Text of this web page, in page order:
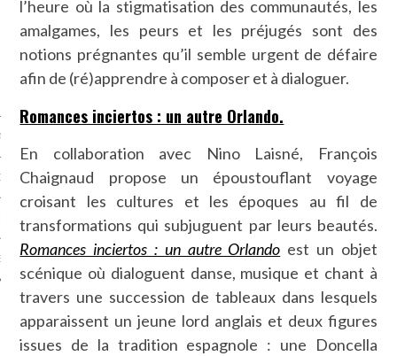
CARAVELLE
PODCAST
SUIVEZ-NOUS
l’heure où la stigmatisation des communautés, les
amalgames, les peurs et les préjugés sont des
notions prégnantes qu’il semble urgent de défaire
afin de (ré)apprendre à composer et à dialoguer.
Romances inciertos : un autre Orlando.
En collaboration avec Nino Laisné, François
Chaignaud propose un époustouflant voyage
croisant les cultures et les époques au fil de
transformations qui subjuguent par leurs beautés.
Romances inciertos : un autre Orlando est un objet
scénique où dialoguent danse, musique et chant à
travers une succession de tableaux dans lesquels
apparaissent un jeune lord anglais et deux figures
issues de la tradition espagnole : une Doncella